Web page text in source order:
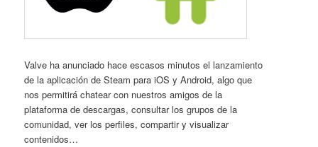
Valve ha anunciado hace escasos minutos el lanzamiento
de la aplicación de Steam para iOS y Android, algo que
nos permitirá chatear con nuestros amigos de la
plataforma de descargas, consultar los grupos de la
comunidad, ver los perfiles, compartir y visualizar
contenidos…